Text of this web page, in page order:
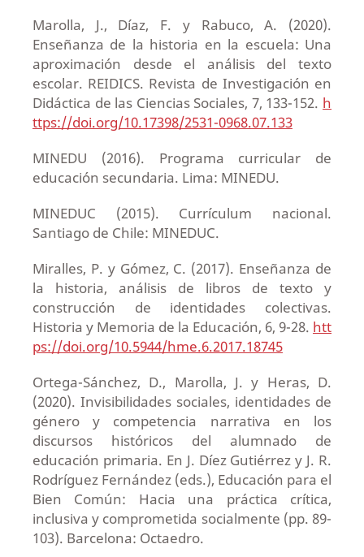
Marolla, J., Díaz, F. y Rabuco, A. (2020).
Enseñanza de la historia en la escuela: Una
aproximación desde el análisis del texto
escolar. REIDICS. Revista de Investigación en
Didáctica de las Ciencias Sociales, 7, 133-152. h
ttps://doi.org/10.17398/2531-0968.07.133
MINEDU (2016). Programa curricular de
educación secundaria. Lima: MINEDU.
MINEDUC (2015). Currículum nacional.
Santiago de Chile: MINEDUC.
Miralles, P. y Gómez, C. (2017). Enseñanza de
la historia, análisis de libros de texto y
construcción de identidades colectivas.
Historia y Memoria de la Educación, 6, 9-28. htt
ps://doi.org/10.5944/hme.6.2017.18745
Ortega-Sánchez, D., Marolla, J. y Heras, D.
(2020). Invisibilidades sociales, identidades de
género y competencia narrativa en los
discursos históricos del alumnado de
educación primaria. En J. Díez Gutiérrez y J. R.
Rodríguez Fernández (eds.), Educación para el
Bien Común: Hacia una práctica crítica,
inclusiva y comprometida socialmente (pp. 89-
103). Barcelona: Octaedro.